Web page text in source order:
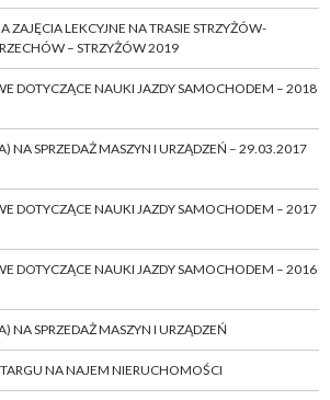
LEKCYJNE NA TRASIE STRZYŻÓW-
– STRZYŻÓW 2019
DOTYCZĄCE NAUKI JAZDY SAMOCHODEM – 2018
NA SPRZEDAŻ MASZYN I URZĄDZEŃ – 29.03.2017
DOTYCZĄCE NAUKI JAZDY SAMOCHODEM – 2017
DOTYCZĄCE NAUKI JAZDY SAMOCHODEM – 2016
NA SPRZEDAŻ MASZYN I URZĄDZEŃ
NA NAJEM NIERUCHOMOŚCI